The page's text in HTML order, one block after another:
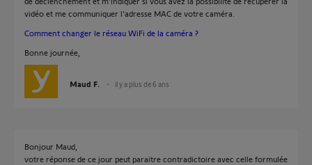
vidéo et me communiquer l'adresse MAC de votre caméra.
Comment changer le réseau WiFi de la caméra ?
Bonne journée,
Maud F. il y a plus de 6 ans
Bonjour Maud,
votre réponse de ce jour peut paraitre contradictoire avec celle formulée